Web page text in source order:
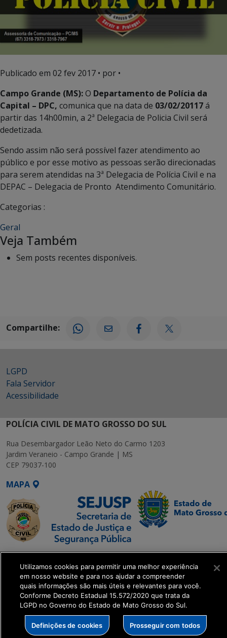
Publicado em 02 fev 2017 • por •
Campo Grande (MS):O Departamento de Polícia da
Capital – DPC, comunica que na data de 03/02/20117á
partir das 14h00min, a 2ª Delegacia de Policia Civil será
dedetizada.
Sendo assim não será possível fazer atendimento ao
público e por esse motivo as pessoas serão direcionadas
para serem atendidas na 3ª Delegacia de Polícia Civil e na
DEPAC – Delegacia de Pronto Atendimento Comunitário.
Categorias :
Geral
Veja Também
Sem posts recentes disponíveis.
Compartilhe:
LGPD
Fala Servidor
Acessibilidade
POLÍCIA CIVIL DE MATO GROSSO DO SUL
Rua Desembargador Leão Neto do Carmo 1203
Jardim Veraneio - Campo Grande | MS
CEP 79037-100
MAPA
SETDIG | Secretaria-
Executiva de
Transformação Digital
get_footer();
Utilizamos cookies para permitir uma melhor experiência
em nosso website e para nos ajudar a compreender
quais informações são mais úteis e relevantes para você.
Conforme Decreto Estadual 15.572/2020 que trata da
LGPD no Governo do Estado de Mato Grosso do Sul.
Definições de cookies Prosseguir com todos